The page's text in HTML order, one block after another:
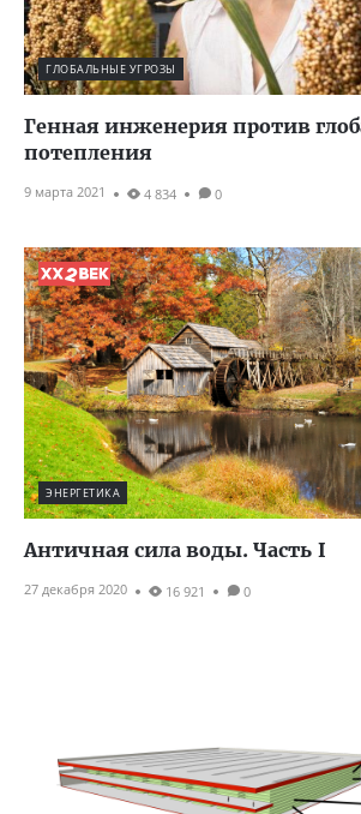
ГЛОБАЛЬНЫЕ УГРОЗЫ
Генная инженерия против
потепления
9 марта 2021 4 834 0
ЭНЕРГЕТИКА
Античная сила воды. Часть I
27 декабря 2020 16 921 0